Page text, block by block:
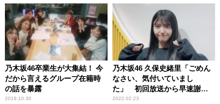
乃木坂46卒業生が大集結！ 今
だから言えるグループ在籍時
の話を暴露
2019.10.30
乃木坂46 久保史緒里「ごめん
なさい、気付いていまし
た」 初回放送から早速謝罪
したわけ
2022.02.23